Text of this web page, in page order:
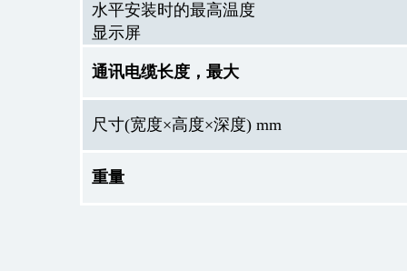
水平安装时的最高温度
显示屏
通讯电缆长度，最大
尺寸(宽度×高度×深度) mm
重量